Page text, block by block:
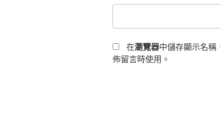
在瀏覽器中儲存顯示名
佈留言時使用。